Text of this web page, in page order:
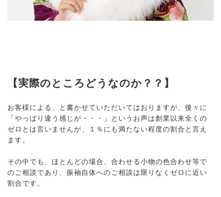
【実際のところどうなのか？？】
お客様による、と書かせていただいてはおりますが、後々に
「やっぱり違う感じが・・・」というお声は創業以来全くの
ゼロとは言いませんが、１％にも満たない程度の割合と言え
ます。
その中でも、ほとんどの場合、合わせる小物の色合わせ等で
のご相談であり、振袖自体へのご相談は限りなくゼロに近い
割合です。